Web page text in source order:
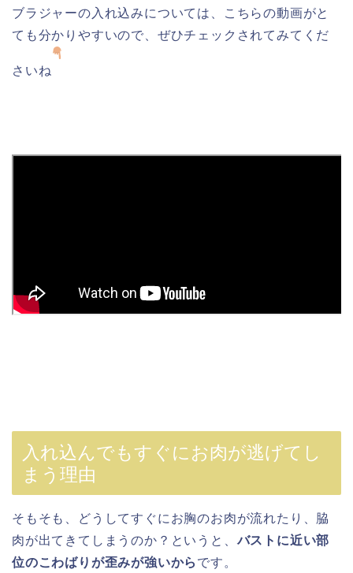
ブラジャーの入れ込みについては、こちらの動画がと
ても分かりやすいので、ぜひチェックされてみてくだ
さいね
入れ込んでもすぐにお肉が逃げてし
まう理由
そもそも、どうしてすぐにお胸のお肉が流れたり、脇
肉が出てきてしまうのか？というと、バストに近い部
位のこわばりが歪みが強いから です。